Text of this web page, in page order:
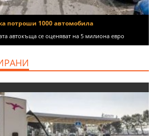
потроши 1000 автомобила
автокъща се оценяват на 5 милиона евро